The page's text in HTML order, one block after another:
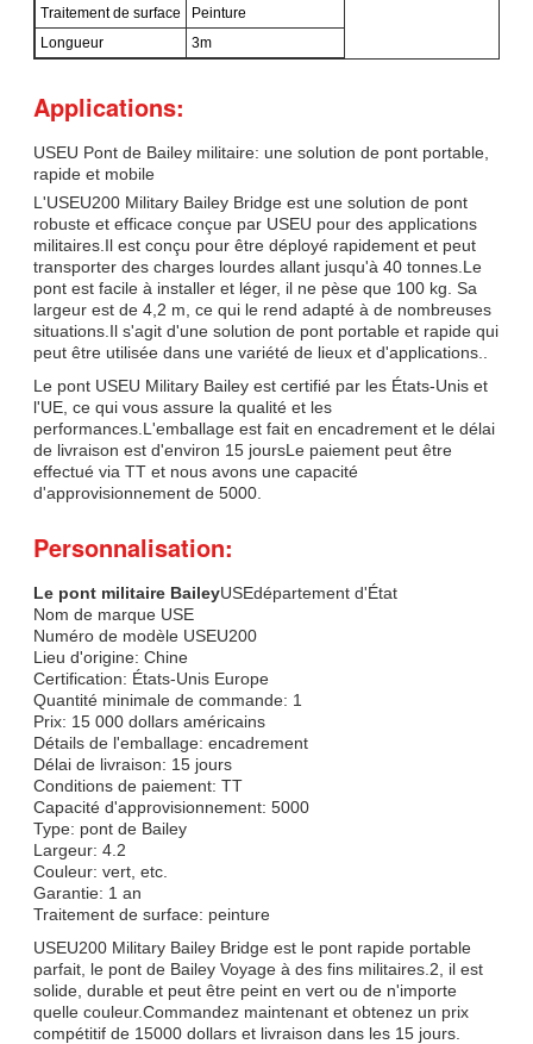
Traitement de surface
Peinture
Longueur
3m
Applications:
USEU Pont de Bailey militaire: une solution de pont portable,
rapide et mobile
L'USEU200 Military Bailey Bridge est une solution de pont
robuste et efficace conçue par USEU pour des applications
militaires.Il est conçu pour être déployé rapidement et peut
transporter des charges lourdes allant jusqu'à 40 tonnes.Le
pont est facile à installer et léger, il ne pèse que 100 kg. Sa
largeur est de 4,2 m, ce qui le rend adapté à de nombreuses
situations.Il s'agit d'une solution de pont portable et rapide qui
peut être utilisée dans une variété de lieux et d'applications..
Le pont USEU Military Bailey est certifié par les États-Unis et
l'UE, ce qui vous assure la qualité et les
performances.L'emballage est fait en encadrement et le délai
de livraison est d'environ 15 joursLe paiement peut être
effectué via TT et nous avons une capacité
d'approvisionnement de 5000.
Personnalisation:
Le pont militaire BaileyUSEdépartement d'État
Nom de marque USE
Numéro de modèle USEU200
Lieu d'origine: Chine
Certification: États-Unis Europe
Quantité minimale de commande: 1
Prix: 15 000 dollars américains
Détails de l'emballage: encadrement
Délai de livraison: 15 jours
Conditions de paiement: TT
Capacité d'approvisionnement: 5000
Type: pont de Bailey
Largeur: 4.2
Couleur: vert, etc.
Garantie: 1 an
Traitement de surface: peinture
USEU200 Military Bailey Bridge est le pont rapide portable
parfait, le pont de Bailey Voyage à des fins militaires.2, il est
solide, durable et peut être peint en vert ou de n'importe
quelle couleur.Commandez maintenant et obtenez un prix
compétitif de 15000 dollars et livraison dans les 15 jours.